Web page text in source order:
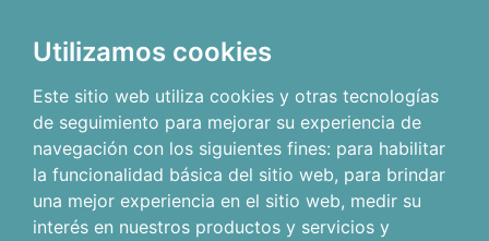
Utilizamos cookies
Este sitio web utiliza cookies y otras tecnologías
de seguimiento para mejorar su experiencia de
navegación con los siguientes fines: para habilitar
la funcionalidad básica del sitio web, para brindar
una mejor experiencia en el sitio web, medir su
interés en nuestros productos y servicios y